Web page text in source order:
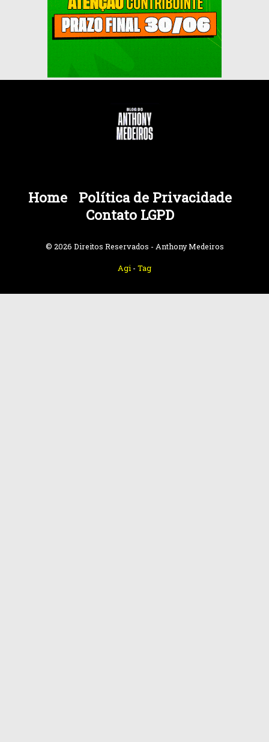
Home
Política de Privacidade
Contato LGPD
© 2026 Direitos Reservados - Anthony Medeiros
Agi - Tag